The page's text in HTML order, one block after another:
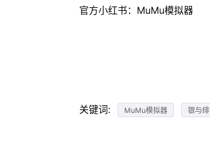
官方小红书：MuMu模拟器
关键词: MuMu模拟器 银与绯